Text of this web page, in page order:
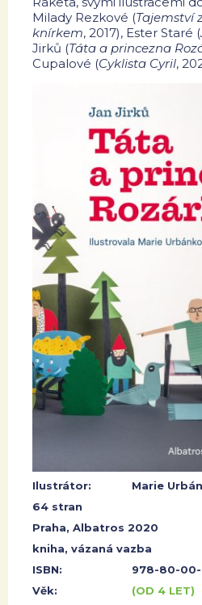
Milady Rezkové (Tajemství
knírkem, 2017), Ester Staré (
Jirků (Táta a princezna
Cupalové (Cyklista Cyril,
Ilustrátor:
Marie
64 stran
Praha, Albatros 2020
kniha, vázaná vazba
ISBN:
978-80-00-
Věk:
(OD 4 LET)